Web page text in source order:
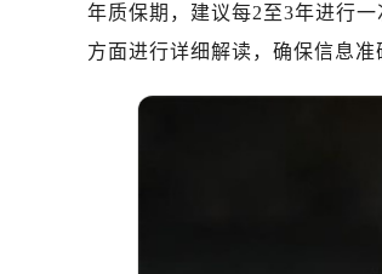
南昌市红谷滩新
济南市历下区经
广州市天河区天
厦门市思明区湖
福州市鼓楼区五
年质保期，建议每2至3年进行
方面进行详细解读，确保信息准